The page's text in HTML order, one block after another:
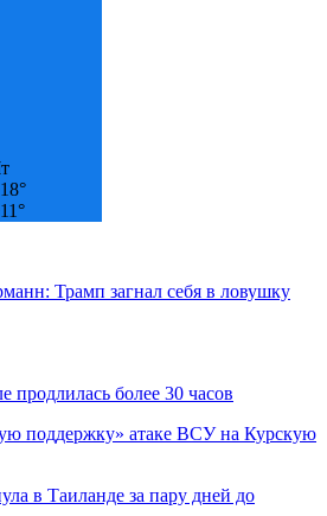
18°
11°
Трамп загнал себя в ловушку
продлилась более 30 часов
поддержку» атаке ВСУ на Курскую
в Таиланде за пару дней до